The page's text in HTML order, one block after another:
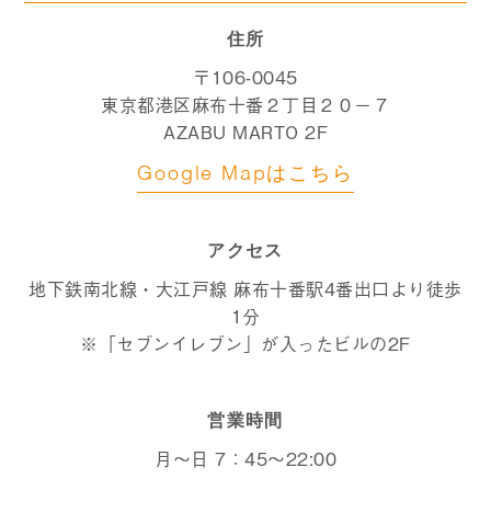
住所
〒106-0045
東京都港区麻布十番２丁目２０－７
AZABU MARTO 2F
Google Mapはこちら
アクセス
地下鉄南北線・大江戸線 麻布十番駅4番出口より徒歩
1分
※「セブンイレブン」が入ったビルの2F
営業時間
月～日 7：45～22:00